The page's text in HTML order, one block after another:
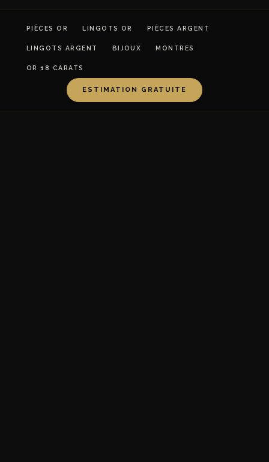
PIÈCES OR LINGOTS OR PIÈCES ARGENT
LINGOTS ARGENT BIJOUX MONTRES
OR 18 CARATS
ESTIMATION GRATUITE